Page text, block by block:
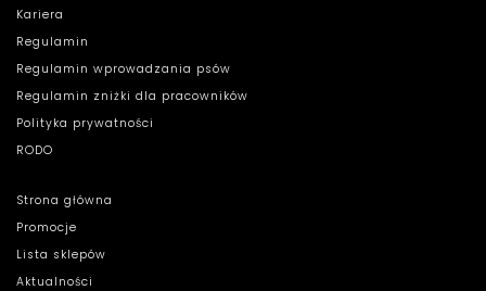
Kariera
Regulamin
Regulamin wprowadzania psów
Regulamin zniżki dla pracowników
Polityka prywatności
RODO
Strona główna
Promocje
Lista sklepów
Aktualności